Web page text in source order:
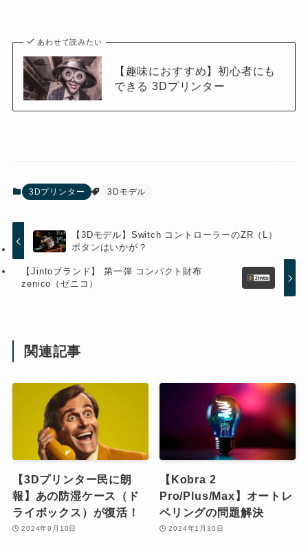
あわせて読みたい
【趣味におすすめ】初心者にも
できる 3Dプリンター
3Dプリンター 3Dモデル
【3Dモデル】Switch コントローラーのZR（L）
ボタンはいかが？
【Jintoブランド】 第一弾 コンパクト財布
zenico（ゼニコ）
関連記事
【3Dプリンター民に朗
報】あの防湿ケース（ド
ライボックス）が復活！
2024年9月10日
【Kobra 2
Pro/Plus/Max】オートレ
ベリングの問題解決
2024年1月30日